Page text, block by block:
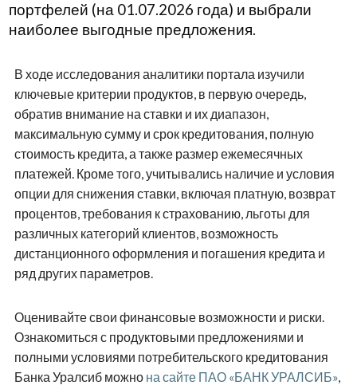
портфелей (на 01.07.2026 года) и выбрали
наиболее выгодные предложения.
В ходе исследования аналитики портала изучили
ключевые критерии продуктов, в первую очередь,
обратив внимание на ставки и их диапазон,
максимальную сумму и срок кредитования, полную
стоимость кредита, а также размер ежемесячных
платежей. Кроме того, учитывались наличие и условия
опции для снижения ставки, включая платную, возврат
процентов, требования к страхованию, льготы для
различных категорий клиентов, возможность
дистанционного оформления и погашения кредита и
ряд других параметров.
Оценивайте свои финансовые возможности и риски.
Ознакомиться с продуктовыми предложениями и
полными условиями потребительского кредитования
Банка Уралсиб можно на сайте ПАО «БАНК УРАЛСИБ»,